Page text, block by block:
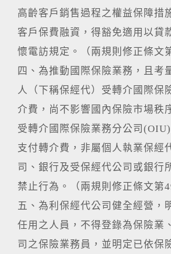
高齡客戶銷售過程之權益保障措
客戶保費融資，得豁免適用以貸
懷電訪規定。（兩規則修正條文
四、為推動國際保險業務，且考
人（下稱保經代）受轉介國際保
介費，尚不影響國內保險市場秩
受轉介國際保險業務分公司
支付轉介費，非屬個人執業保經
司、銀行及受保經代公司或銀行
禁止行為。（兩規則修正條文第
五、為利保經代公司健全經營，
任用之人員，不得登錄為保險業
司之保險業務員，並明定已依保